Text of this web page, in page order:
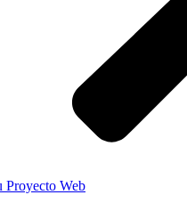
Proyecto Web